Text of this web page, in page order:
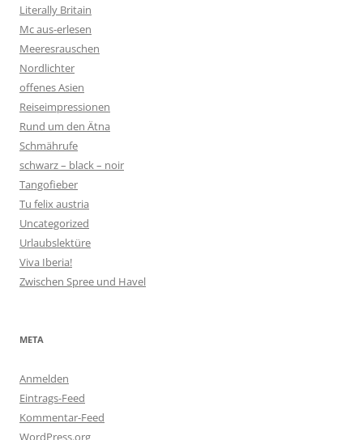
Literally Britain
Mc aus-erlesen
Meeresrauschen
Nordlichter
offenes Asien
Reiseimpressionen
Rund um den Ätna
Schmährufe
schwarz – black – noir
Tangofieber
Tu felix austria
Uncategorized
Urlaubslektüre
Viva Iberia!
Zwischen Spree und Havel
META
Anmelden
Eintrags-Feed
Kommentar-Feed
WordPress.org